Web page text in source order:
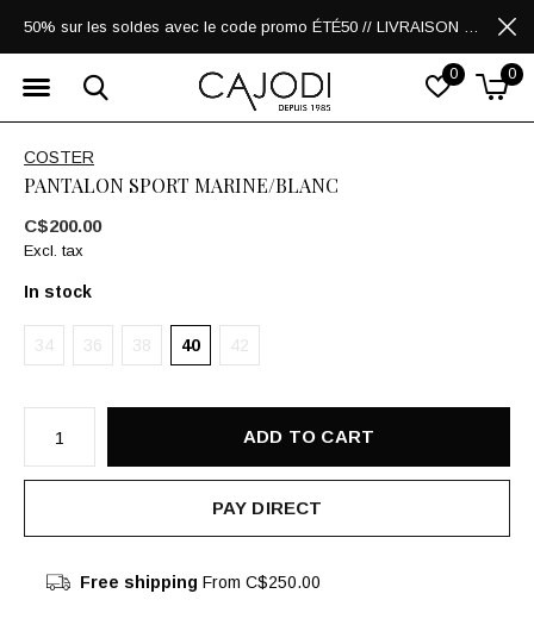
0 0
50% sur les soldes avec le code promo ÉTÉ50 // LIVRAISON GRATUITE POUR LES ACHATS DE 250$ ET PLUS
COSTER
PANTALON SPORT MARINE/BLANC
C$200.00
Excl. tax
In stock
34 36 38 40 42
ADD TO CART
PAY DIRECT
Free shipping From C$250.00